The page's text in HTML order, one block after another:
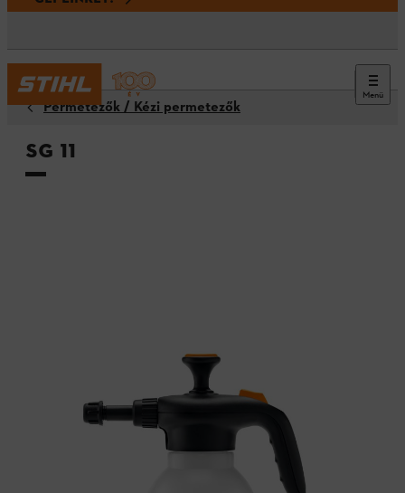
Menü
Permetezők / Kézi permetezők
SG 11